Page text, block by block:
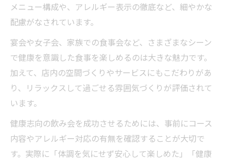
メニュー構成や、アレルギー表示の徹底など、細やかな
配慮がなされています。
宴会や女子会、家族での食事会など、さまざまなシーン
で健康を意識した食事を楽しめるのは大きな魅力です。
加えて、店内の空間づくりやサービスにもこだわりがあ
り、リラックスして過ごせる雰囲気づくりが評価されて
います。
健康志向の飲み会を成功させるためには、事前にコース
内容やアレルギー対応の有無を確認することが大切で
す。実際に「体調を気にせず安心して楽しめた」「健康